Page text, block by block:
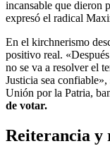
incansable que dieron
expresó el radical
En el kirchnerismo
positivo real.
no se va a resolver el
Justicia sea
Unión por la Patria,
de votar.
Reiterancia y